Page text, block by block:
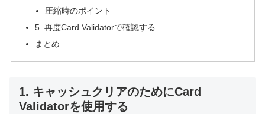
圧縮時のポイント
5. 再度Card Validatorで確認する
まとめ
1. キャッシュクリアのためにCard
Validatorを使用する